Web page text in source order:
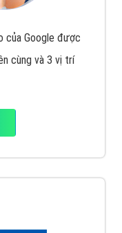
của Google được
cùng và 3 vị trí